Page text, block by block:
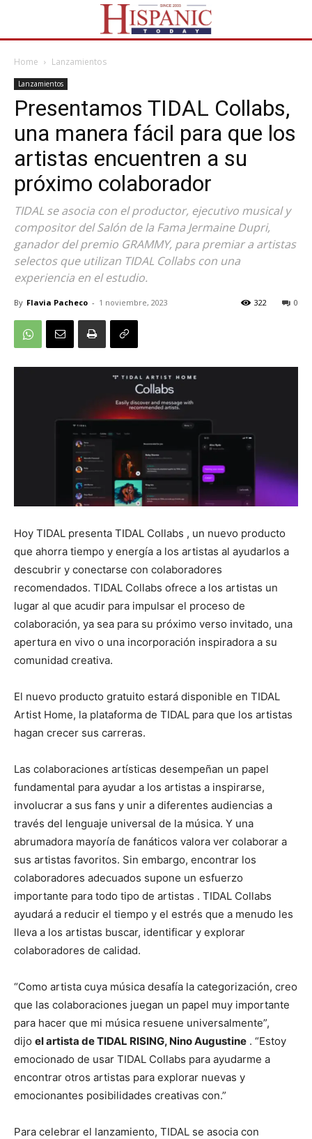
Home Lanzamientos
Lanzamientos
Presentamos TIDAL Collabs,
una manera fácil para que los
artistas encuentren a su
próximo colaborador
TIDAL se asocia con el productor, ejecutivo musical y
compositor del Salón de la Fama Jermaine Dupri,
ganador del premio GRAMMY, para premiar a artistas
selectos que utilizan TIDAL Collabs con una
experiencia en el estudio.
By Flavia Pacheco - 1 noviembre, 2023 0
322
Hoy TIDAL presenta TIDAL Collabs , un nuevo producto
que ahorra tiempo y energía a los artistas al ayudarlos a
descubrir y conectarse con colaboradores
recomendados. TIDAL Collabs ofrece a los artistas un
lugar al que acudir para impulsar el proceso de
colaboración, ya sea para su próximo verso invitado, una
apertura en vivo o una incorporación inspiradora a su
comunidad creativa.
El nuevo producto gratuito estará disponible en TIDAL
Artist Home, la plataforma de TIDAL para que los artistas
hagan crecer sus carreras.
Las colaboraciones artísticas desempeñan un papel
fundamental para ayudar a los artistas a inspirarse,
involucrar a sus fans y unir a diferentes audiencias a
través del lenguaje universal de la música. Y una
abrumadora mayoría de fanáticos valora ver colaborar a
sus artistas favoritos. Sin embargo, encontrar los
colaboradores adecuados supone un esfuerzo
importante para todo tipo de artistas . TIDAL Collabs
ayudará a reducir el tiempo y el estrés que a menudo les
lleva a los artistas buscar, identificar y explorar
colaboradores de calidad.
“Como artista cuya música desafía la categorización, creo
que las colaboraciones juegan un papel muy importante
para hacer que mi música resuene universalmente”,
dijo el artista de TIDAL RISING, Nino Augustine . “Estoy
emocionado de usar TIDAL Collabs para ayudarme a
encontrar otros artistas para explorar nuevas y
emocionantes posibilidades creativas con.”
Para celebrar el lanzamiento, TIDAL se asocia con